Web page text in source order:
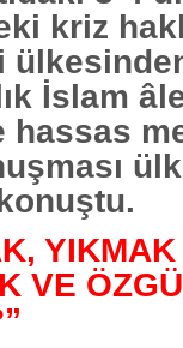
kriz
İslam
VE